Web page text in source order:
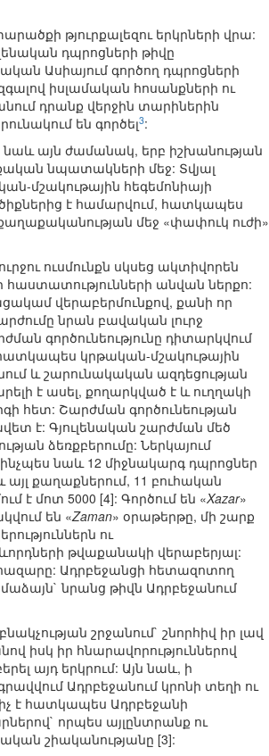
թյուրքալեզու երկրների վրա:
դպրոցների թիվը
Ասիայում գործող դպրոցների
իսլամական հոսանքների ու
դրանք վերջին տարիներին
են գործել3:
այն ժամանակ, երբ իշխանության
նպատակների մեջ: Տվյալ
մշակութային հեգեմոնիայի
է համարվում, հատկապես
մեջ «փափուկ ուժի»
ուսմունքն սկսեց ակտիվորեն
անվան ներքո:
վերաբերմունքով, քանի որ
նրան բավական լուրջ
գործունեությունը դիտարկվում
կրթական-մշակութային
և շարունակական ազդեցության
է ասել, քողարկված է և ուղղակի
հետ: Շարժման գործունեության
է: Գյուլենական շարժման մեծ
ձեռքբերումը: Ներկայում
նաև 12 միջնակարգ դպրոցներ
այլ քաղաքներում, 11 բուհական
մոտ 5000 [4]: Գործում են «Xazar»
են «Zaman» օրաթերթը, մի շարք
ու
թվաքանակի վերաբերյալ:
Ադրբեջանցի հետազոտող
նրանց թիվն Ադրբեջանում
շրջանում` շնորհիվ իր լավ
իսկ իր հնարավորություններով
այդ երկրում: Այն նաև, ի
Ադրբեջանում կրոնի տեղի ու
է հատկապես Ադրբեջանի
որպես այլընտրանք ու
շիականությանը [3]: